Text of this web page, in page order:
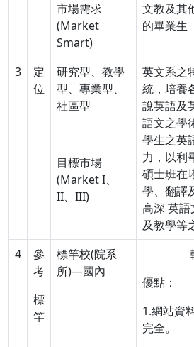
市場需求
(Market
Smart)
文教及其
的畢業生
3
定
位
研究型、教學
型、專業型、
社區型
英文系之
統，培養
說英語及
語文之學
學生之英
力，以利
碩士班在
學、翻譯
高深 英
及教學等
目標市場
(Market I、
II、III)
4
參
考
標
竿
標竿校(院系
所)—國內
優點：
1.網站資
完全。